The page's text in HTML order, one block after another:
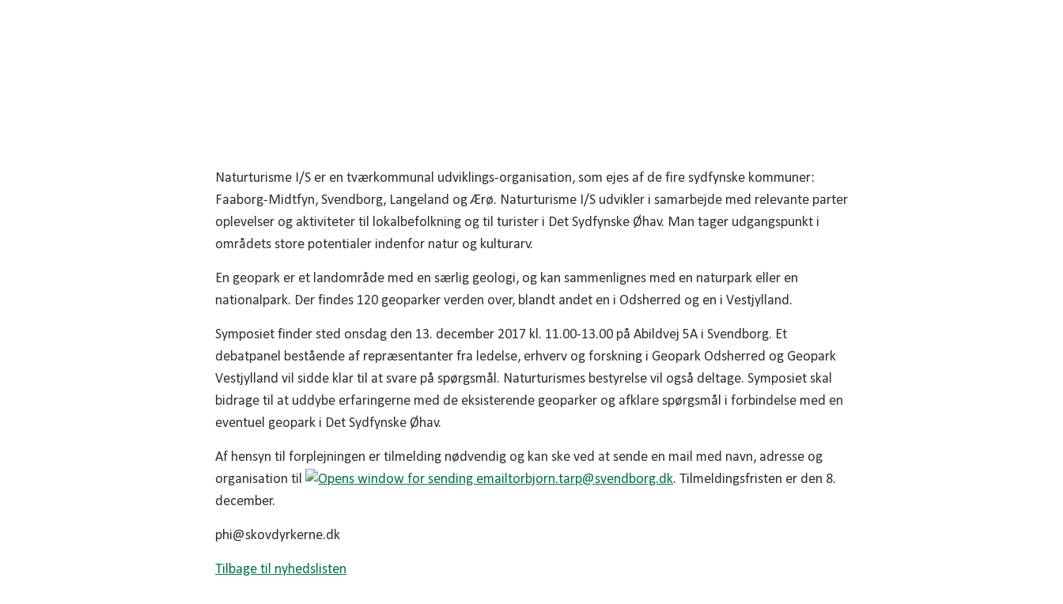
Naturturisme I/S er en tværkommunal udviklings-organisation, som ejes af de fire sydfynske kommuner:
Faaborg-Midtfyn, Svendborg, Langeland og Ærø. Naturturisme I/S udvikler i samarbejde med relevante parter
oplevelser og aktiviteter til lokalbefolkning og til turister i Det Sydfynske Øhav. Man tager udgangspunkt i
områdets store potentialer indenfor natur og kulturarv.
En geopark er et landområde med en særlig geologi, og kan sammenlignes med en naturpark eller en
nationalpark. Der findes 120 geoparker verden over, blandt andet en i Odsherred og en i Vestjylland.
Symposiet finder sted onsdag den 13. december 2017 kl. 11.00-13.00 på Abildvej 5A i Svendborg. Et
debatpanel bestående af repræsentanter fra ledelse, erhverv og forskning i Geopark Odsherred og Geopark
Vestjylland vil sidde klar til at svare på spørgsmål. Naturturismes bestyrelse vil også deltage. Symposiet skal
bidrage til at uddybe erfaringerne med de eksisterende geoparker og afklare spørgsmål i forbindelse med en
eventuel geopark i Det Sydfynske Øhav.
Af hensyn til forplejningen er tilmelding nødvendig og kan ske ved at sende en mail med navn, adresse og
organisation til
torbjorn.tarp@svendborg.dk. Tilmeldingsfristen er den 8.
december.
phi@skovdyrkerne.dk
Tilbage til nyhedslisten